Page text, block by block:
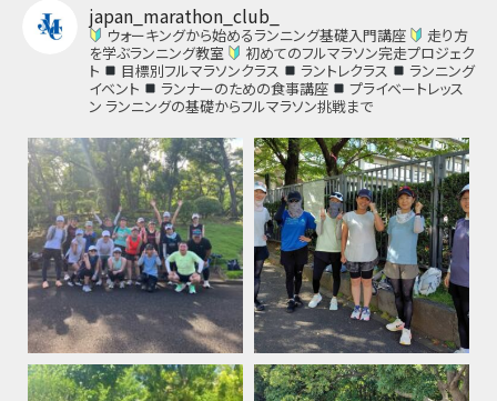
japan_marathon_club_
ウォーキングから始めるランニング基礎入門講座
走り方
を学ぶランニング教室
初めてのフルマラソン完走プロジェク
ト
目標別フルマラソンクラス ラントレクラス
ランニング
イベント
ランナーのための食事講座
プライベートレッス
ン ランニングの基礎からフルマラソン挑戦まで